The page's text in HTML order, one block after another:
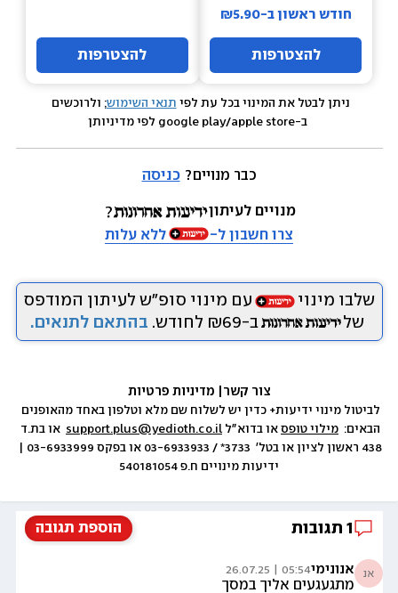
חודש ראשון ב-₪5.90
להצטרפות להצטרפות
ניתן לבטל את המינוי בכל עת לפי תנאי השימוש; ולרוכשים
כבר מנויים? כניסה
מנויים לעיתון
צרו חשבון ל-
ללא עלות
שלבו מינוי
עם מינוי סופ״ש לעיתון המודפס
של
ב-₪69 לחודש. בהתאם לתנאים.
צור קשר
הבאים: מילוי טופס או בדוא״ל support.plus@yedioth.co.il
ידיעות מינויים ח.פ 540181054
הוספת תגובה 1 תגובות
אנ אנונימי05:54 | 26.07.25
מתגעגעים אליך במסך